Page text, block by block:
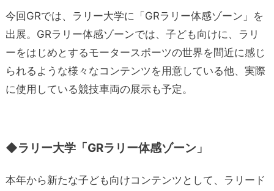
今回GRでは、ラリー大学に「GRラリー体感ゾーン」を
出展。GRラリー体感ゾーンでは、子ども向けに、ラリ
ーをはじめとするモータースポーツの世界を間近に感じ
られるような様々なコンテンツを用意している他、実際
に使用している競技車両の展示も予定。
◆ラリー大学「GRラリー体感ゾーン」
本年から新たな子ども向けコンテンツとして、ラリード